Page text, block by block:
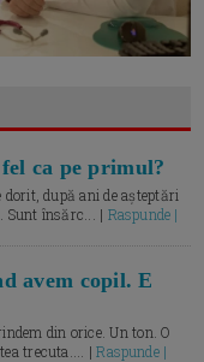
ca pe primul?
după ani de așteptări
Sunt însărc... | Raspunde |
avem copil. E
din orice. Un ton. O
trecuta.... |Raspunde |